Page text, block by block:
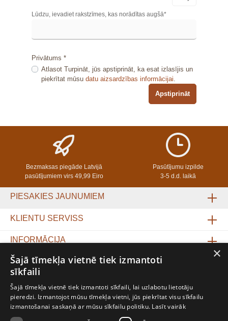
Lūdzu, ievadiet rakstzīmes, kas norādītas augšā*
Privātums *
Atlasot Turpināt, jūs apstiprināt, ka esat izlasījis un
piekrītat mūsudatu aizsardzības informācijai.
Apstiprināt
Bezmaksas piegāde Latvijā
pasūtījumiem virs 49,99 Eiro
Pasūtījumu izpilde
3-5 d.d. laikā
PIESAKIES JAUNUMIEM
KLIENTU SERVISS
INFORMĀCIJA
PETIT BABU
MAKSĀJUMU UN PIEGĀDES VEIDI
×
Šajā tīmekļa vietnē tiek izmantoti
sīkfaili
Šajā tīmekļa vietnē tiek izmantoti sīkfaili, lai uzlabotu lietotāju
pieredzi. Izmantojot mūsu tīmekļa vietni, jūs piekrītat visu sīkfailu
izmantošanai saskaņā ar mūsu sīkfailu politiku. Lasīt vairāk